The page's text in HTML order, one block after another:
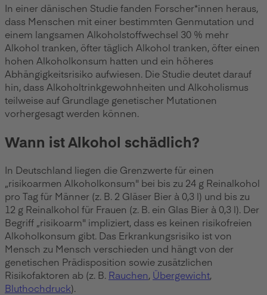
In einer dänischen Studie fanden Forscher*innen heraus,
dass Menschen mit einer bestimmten Genmutation und
einem langsamen Alkoholstoffwechsel 30 % mehr
Alkohol tranken, öfter täglich Alkohol tranken, öfter einen
hohen Alkoholkonsum hatten und ein höheres
Abhängigkeitsrisiko aufwiesen. Die Studie deutet darauf
hin, dass Alkoholtrinkgewohnheiten und Alkoholismus
teilweise auf Grundlage genetischer Mutationen
vorhergesagt werden können.
Wann ist Alkohol schädlich?
In Deutschland liegen die Grenzwerte für einen
„risikoarmen Alkoholkonsum" bei bis zu 24 g Reinalkohol
pro Tag für Männer (z. B. 2 Gläser Bier à 0,3 l) und bis zu
12 g Reinalkohol für Frauen (z. B. ein Glas Bier à 0,3 l). Der
Begriff „risikoarm" impliziert, dass es keinen risikofreien
Alkoholkonsum gibt. Das Erkrankungsrisiko ist von
Mensch zu Mensch verschieden und hängt von der
genetischen Prädisposition sowie zusätzlichen
Risikofaktoren ab (z. B. Rauchen, Übergewicht,
Bluthochdruck).